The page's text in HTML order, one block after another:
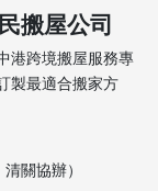
搬屋公司
港跨境搬屋服務專
製最適合搬家方
關協辦）